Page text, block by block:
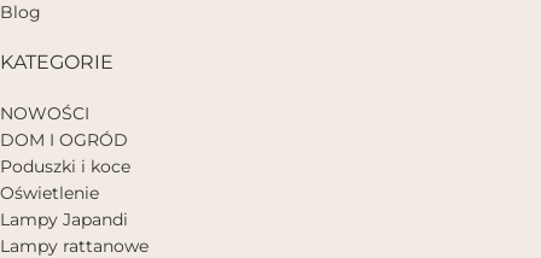
Blog
KATEGORIE
NOWOŚCI
DOM I OGRÓD
Poduszki i koce
Oświetlenie
Lampy Japandi
Lampy rattanowe